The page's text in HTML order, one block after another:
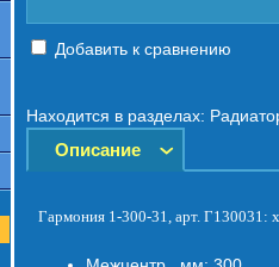
Добавить к сравнению
Находится в разделах:
Описание
Гармония 1-300-31, арт. Г130031: